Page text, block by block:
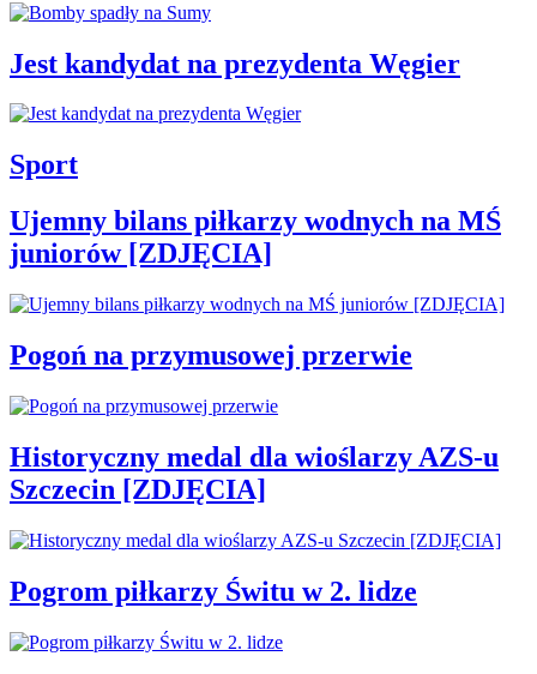
Jest kandydat na prezydenta Węgier
Sport
Ujemny bilans piłkarzy wodnych na MŚ
juniorów [ZDJĘCIA]
Pogoń na przymusowej przerwie
Historyczny medal dla wioślarzy AZS-u
Szczecin [ZDJĘCIA]
Pogrom piłkarzy Świtu w 2. lidze